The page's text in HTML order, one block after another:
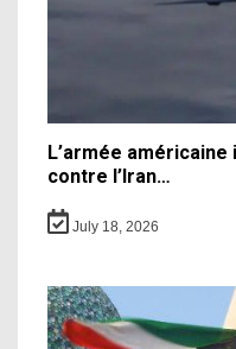
L’armée
contre l’Iran…
July 18, 2026